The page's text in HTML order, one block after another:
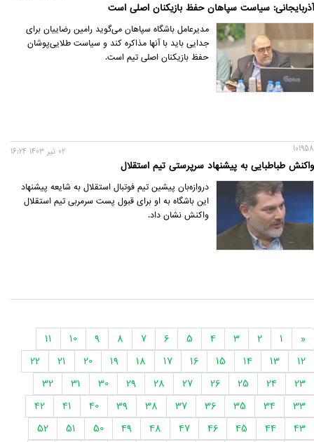
آذربایجانی: سیاست سپاهان حفظ بازیکنان اصلی است
مدیرعامل باشگاه سپاهان می‌گوید رامین رضاییان برای
جدایی باید با آنها مذاکره کند و سیاست طلایی‌پوشان
حفظ بازیکنان اصلی تیم است.
101958
واکنش طباطبایی به پیشنهاد سرپرستی تیم استقلال
02 تير 1403 16:24
دروازه‌بان پیشین تیم فوتبال استقلال به شایعه پیشنهاد
این باشگاه به او برای قبول پست سرمربی تیم استقلال
واکنش نشان داد.
«
1
2
3
4
5
6
7
8
9
10
11
12
13
14
15
16
17
18
19
20
21
22
23
24
25
26
27
28
29
30
31
32
33
34
35
36
37
38
39
40
41
42
43
44
45
46
47
48
49
50
51
52